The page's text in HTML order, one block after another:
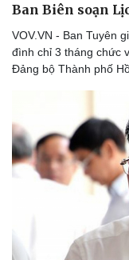
Ban Biên soạn
VOV.VN - Ban Tuyên
đình chỉ 3 tháng chức
Đảng bộ Thành phố